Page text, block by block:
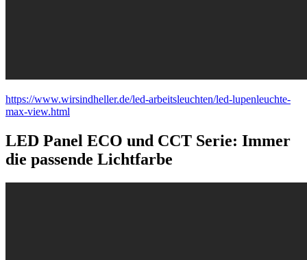
https://www.wirsindheller.de/led-arbeitsleuchten/led-lupenleuchte-
max-view.html
LED Panel ECO und CCT Serie: Immer
die passende Lichtfarbe